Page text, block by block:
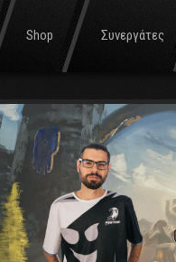
Shop Συνεργάτες